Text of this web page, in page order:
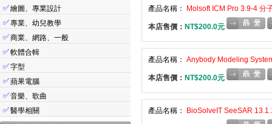
✅繪圖、專業設計
✅專業、幼兒教學
✅商業、網路、一般
✅軟體合輯
✅字型
✅蘋果電腦
✅音樂、歌曲
✅醫學相關
產品名稱： Molsoft ICM Pro 3.9-4 分
本店售價： NT$200.0元
產品名稱： Anybody Modeling
本店售價： NT$200.0元
產品名稱： BioSolveIT SeeSAR